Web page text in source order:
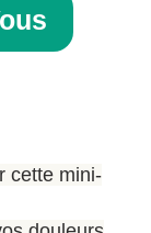
cette mini-